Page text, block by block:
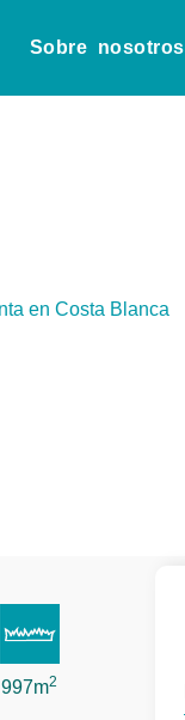
Sobre nosotros
997m2